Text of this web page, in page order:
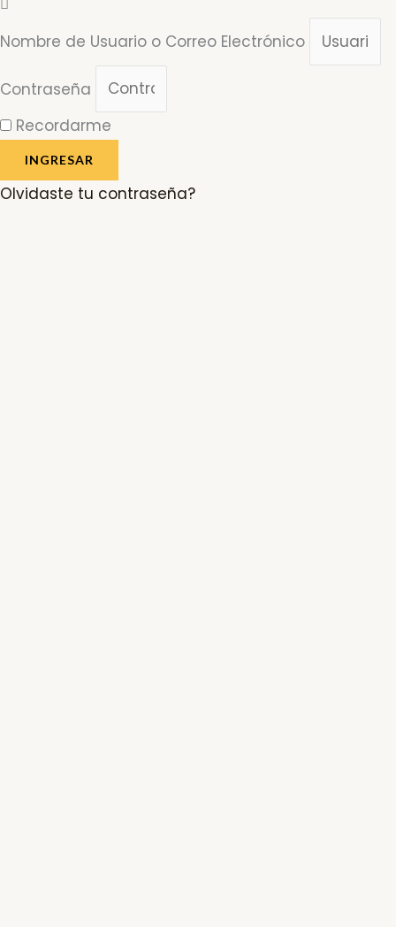
Nombre de Usuario o Correo Electrónico
Contraseña
Recordarme
INGRESAR
Olvidaste tu contraseña?